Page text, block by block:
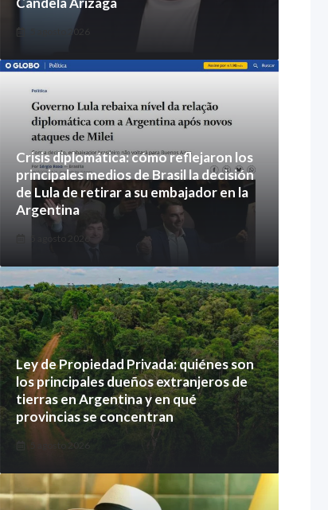
5 agosto 2026
Crisis diplomática: cómo reflejaron los
principales medios de Brasil la decisión
de Lula de retirar a su embajador en la
Argentina
5 agosto 2026
Ley de Propiedad Privada: quiénes son
los principales dueños extranjeros de
tierras en Argentina y en qué
provincias se concentran